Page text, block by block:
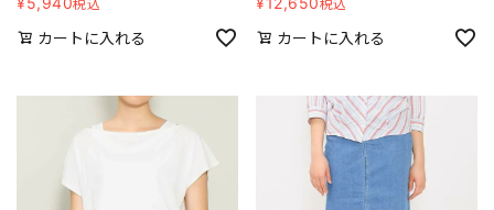
税込
カートに入れる
税込
カートに入れる